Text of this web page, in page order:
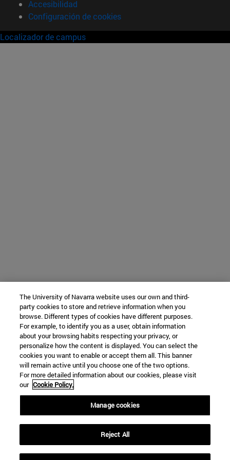
Accesibilidad
Configuración de cookies
Localizador de campus
The University of Navarra website uses our own and third-
party cookies to store and retrieve information when you
browse. Different types of cookies have different purposes.
For example, to identify you as a user, obtain information
about your browsing habits respecting your privacy, or
personalize how the content is displayed. You can select the
cookies you want to enable or accept them all. This banner
will remain active until you choose one of the two options.
For more detailed information about our cookies, please visit
our Cookie Policy.
Manage cookies
Reject All